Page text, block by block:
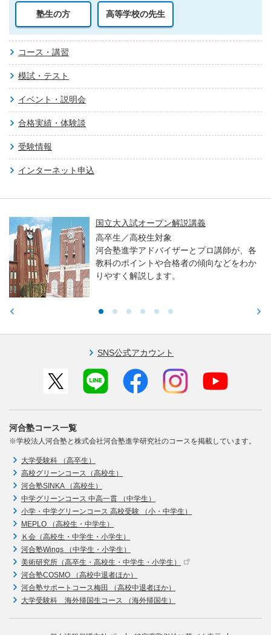
塾生の方 高等学校の先生
コース・講習
模試・テスト
イベント・説明会
合格実績・体験談
受験情報
インターネット申込
国立大入試オープン解説講義
高卒生／高校生対象
河合塾進学アドバイザーとプロ講師が、各
教科のポイントや合格者の傾向などをわか
りやすく解説します。
SNS公式アカウント
河合塾コース一覧
※学校法人河合塾と株式会社河合塾進学研究社のコースを掲載しています。
大学受験科 （高卒生）
高校グリーンコース（高校生）
河合塾SINKA （高校生）
中学グリーンコース 中高一貫 （中学生）
小学・中学グリーンコース 高校受験 （小・中学生）
MEPLO （高校生・中学生）
Ｋ会（高校生・中学生・小学生）
河合塾Wings （中学生・小学生）
美術研究所（高卒生・高校生・中学生・小学生）
河合塾COSMO （高校中退者ほか）
河合塾サポートコース梅田 （高校中退者ほか）
大学受験科 海外帰国生コース （海外帰国生）